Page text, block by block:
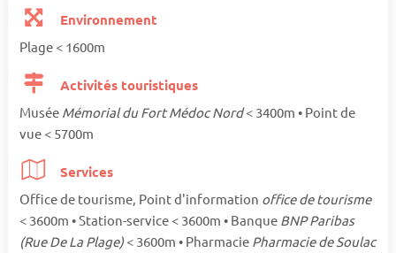
Environnement
Plage < 1600m
Activités touristiques
Musée Mémorial du Fort Médoc Nord< 3400m • Point de
vue < 5700m
Services
Office de tourisme, Point d'information office de tourisme
< 3600m • Station-service < 3600m • Banque BNP Paribas
(Rue De La Plage) < 3600m • Pharmacie Pharmacie de Soulac